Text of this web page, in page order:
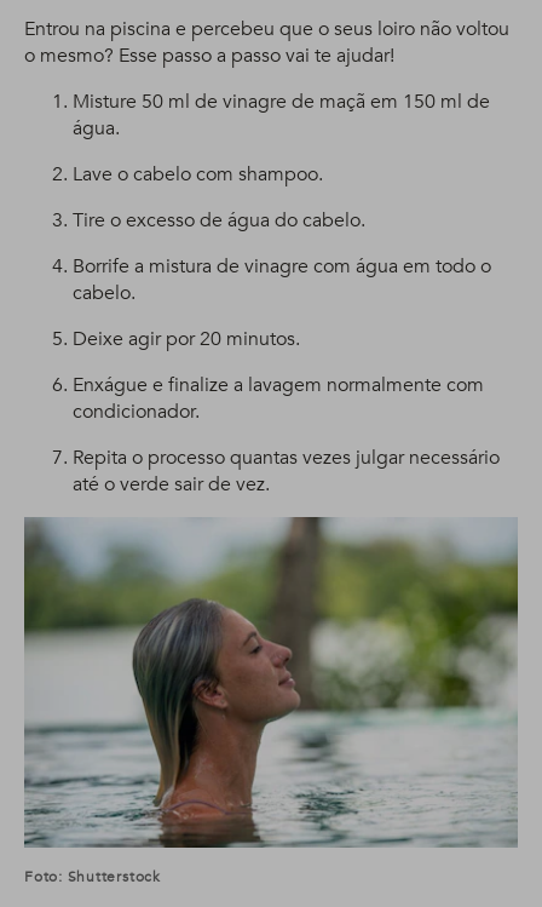
Entrou na piscina e percebeu que o seus loiro não voltou
o mesmo? Esse passo a passo vai te ajudar!
Misture 50 ml de vinagre de maçã em 150 ml de
água.
Lave o cabelo com shampoo.
Tire o excesso de água do cabelo.
Borrife a mistura de vinagre com água em todo o
cabelo.
Deixe agir por 20 minutos.
Enxágue e finalize a lavagem normalmente com
condicionador.
Repita o processo quantas vezes julgar necessário
até o verde sair de vez.
Foto: Shutterstock